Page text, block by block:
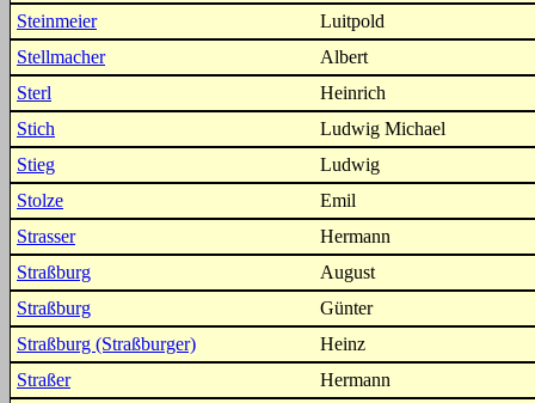
Steinmeier
Luitpold
Stellmacher
Albert
Sterl
Heinrich
Stich
Ludwig Michael
Stieg
Ludwig
Stolze
Emil
Strasser
Hermann
Straßburg
August
Straßburg
Günter
Straßburg (Straßburger)
Heinz
Straßer
Hermann